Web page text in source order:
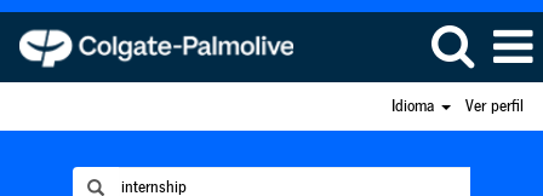
Idioma Ver perfil